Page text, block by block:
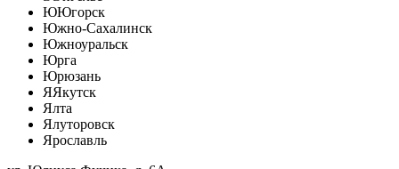
ЮЮгорск
Южно-Сахалинск
Южноуральск
Юрга
Юрюзань
ЯЯкутск
Ялта
Ялуторовск
Ярославль